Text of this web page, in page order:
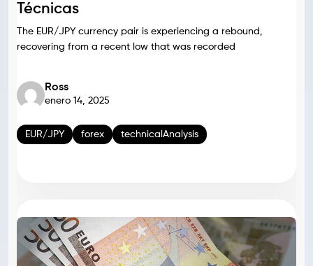
Técnicas
The EUR/JPY currency pair is experiencing a rebound,
recovering from a recent low that was recorded
Ross
enero 14, 2025
EUR/JPY forex technicalAnalysis